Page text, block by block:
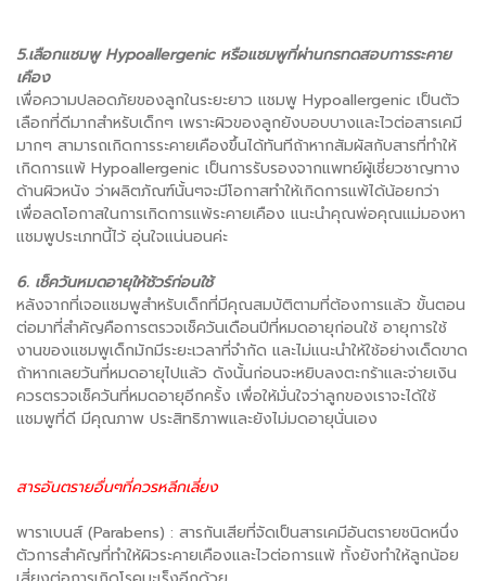
5.เลือกแชมพู Hypoallergenic หรือแชมพูที่ผ่านกรทดสอบการระคาย
เคือง
เพื่อความปลอดภัยของลูกในระยะยาว แชมพู Hypoallergenic เป็นตัว
เลือกที่ดีมากสำหรับเด็กๆ เพราะผิวของลูกยังบอบบางและไวต่อสารเคมี
มากๆ สามารถเกิดการระคายเคืองขึ้นได้ทันทีถ้าหากสัมผัสกับสารที่ทำให้
เกิดการแพ้ Hypoallergenic เป็นการรับรองจากแพทย์ผู้เชี่ยวชาญทาง
ด้านผิวหนัง ว่าผลิตภัณฑ์นั้นๆจะมีโอกาสทำให้เกิดการแพ้ได้น้อยกว่า
เพื่อลดโอกาสในการเกิดการแพ้ระคายเคือง แนะนำคุณพ่อคุณแม่มองหา
แชมพูประเภทนี้ไว้ อุ่นใจแน่นอนค่ะ
6. เช็ควันหมดอายุให้ชัวร์ก่อนใช้
หลังจากที่เจอแชมพูสำหรับเด็กที่มีคุณสมบัติตามที่ต้องการแล้ว ขั้นตอน
ต่อมาที่สำคัญคือการตรวจเช็ควันเดือนปีที่หมดอายุก่อนใช้ อายุการใช้
งานของแชมพูเด็กมักมีระยะเวลาที่จำกัด และไม่แนะนำให้ใช้อย่างเด็ดขาด
ถ้าหากเลยวันที่หมดอายุไปแล้ว ดังนั้นก่อนจะหยิบลงตะกร้าและจ่ายเงิน
ควรตรวจเช็ควันที่หมดอายุอีกครั้ง เพื่อให้มั่นใจว่าลูกของเราจะได้ใช้
แชมพูที่ดี มีคุณภาพ ประสิทธิภาพและยังไม่มดอายุนั่นเอง
สารอันตรายอื่นๆที่ควรหลีกเลี่ยง
พาราเบนส์ (Parabens) : สารกันเสียที่จัดเป็นสารเคมีอันตรายชนิดหนึ่ง
ตัวการสำคัญที่ทำให้ผิวระคายเคืองและไวต่อการแพ้ ทั้งยังทำให้ลูกน้อย